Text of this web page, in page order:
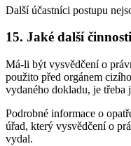
Další účastníci postupu
15. Jaké další
Má-li být vysvědčení o
použito před orgánem
vydaného dokladu, je třeba
Podrobné informace o
úřad, který vysvědčení o
vydal.